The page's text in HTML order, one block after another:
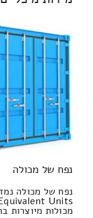
נפח של מכולה
Units
מכולות